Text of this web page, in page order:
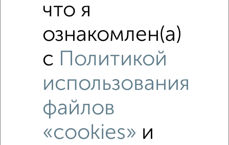
Похожие предложения рядом
Дома недалеко от деревня Кулаково
что я
ознакомлен(а)
с Политикой
использования
файлов
«cookies» и